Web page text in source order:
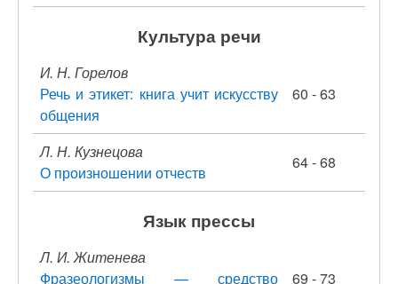
Культура речи
И. Н. Горелов
Речь и этикет: книга учит искусству
общения
60 - 63
Л. Н. Кузнецова
О произношении отчеств
64 - 68
Язык прессы
Л. И. Житенева
Фразеологизмы — средство
69 - 73